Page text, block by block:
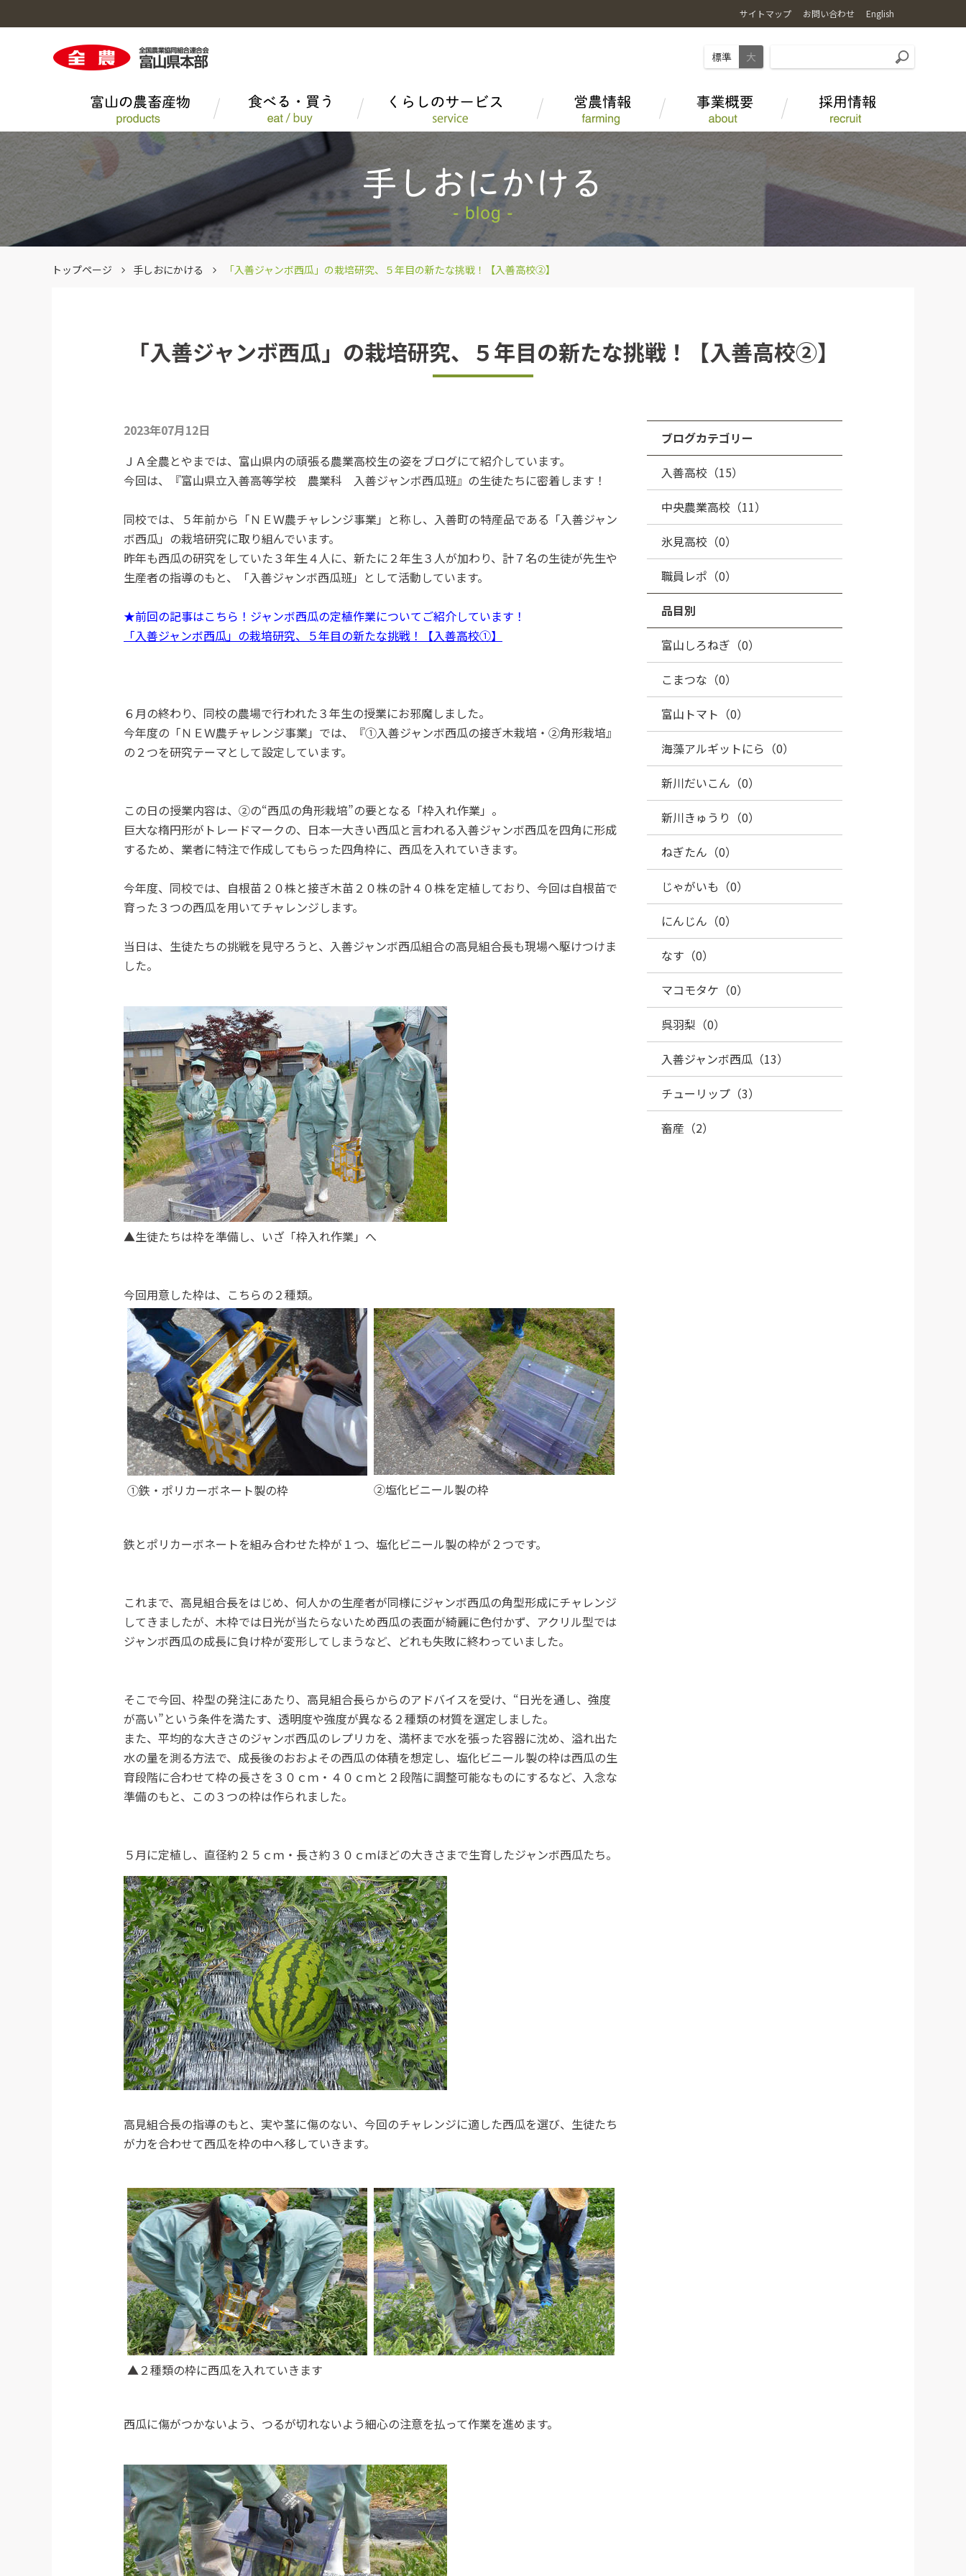
サイトマップ お問い合わせ English
標準 大
富山の農畜産物のトップへ 富山米 麦
野菜・果物・花 海藻アルギット農産物
その他一般農産品 とやま牛 とやま和牛 酒粕育ち
とやまポーク 安全・安心
食べる・買うのトップへ 富山米を食べる お店で食べる
にぎわいレシピ 富山短期大学産学連携 オリジナル商品
エーコープマーク品 ＪＡタウン「越中自慢」
くらしのサービスのトップへ LPガス ＪＡ-ＳＳ
営農情報のトップへ 高品質米の生産 水田を活用した野菜栽培
家庭菜園情報
事業概要のトップへ 組織概要 事業部紹介
組織図・所在地一覧 子会社・関連会社 ＪＡグループについて
採用情報のトップへ
トップページ 手しおにかける 「入善ジャンボ西瓜」の栽培研究、５年目の新たな挑戦！【入善高校②】
「入善ジャンボ西瓜」の栽培研究、５年目の新たな挑戦！【入善高校②】
2023年07月12日
ＪＡ全農とやまでは、富山県内の頑張る農業高校生の姿をブログにて紹介しています。
今回は、『富山県立入善高等学校 農業科 入善ジャンボ西瓜班』の生徒たちに密着します！
同校では、５年前から「ＮＥＷ農チャレンジ事業」と称し、入善町の特産品である「入善ジャン
ボ西瓜」の栽培研究に取り組んでいます。
昨年も西瓜の研究をしていた３年生４人に、新たに２年生３人が加わり、計７名の生徒が先生や
生産者の指導のもと、「入善ジャンボ西瓜班」として活動しています。
★前回の記事はこちら！ジャンボ西瓜の定植作業についてご紹介しています！
「入善ジャンボ西瓜」の栽培研究、５年目の新たな挑戦！【入善高校①】
６月の終わり、同校の農場で行われた３年生の授業にお邪魔しました。
今年度の「ＮＥＷ農チャレンジ事業」では、『①入善ジャンボ西瓜の接ぎ木栽培・②角形栽培』
の２つを研究テーマとして設定しています。
この日の授業内容は、②の“西瓜の角形栽培”の要となる「枠入れ作業」。
巨大な楕円形がトレードマークの、日本一大きい西瓜と言われる入善ジャンボ西瓜を四角に形成
するため、業者に特注で作成してもらった四角枠に、西瓜を入れていきます。
今年度、同校では、自根苗２０株と接ぎ木苗２０株の計４０株を定植しており、今回は自根苗で
育った３つの西瓜を用いてチャレンジします。
当日は、生徒たちの挑戦を見守ろうと、入善ジャンボ西瓜組合の高見組合長も現場へ駆けつけま
した。
▲生徒たちは枠を準備し、いざ「枠入れ作業」へ
今回用意した枠は、こちらの２種類。
①鉄・ポリカーボネート製の枠 ②塩化ビニール製の枠
鉄とポリカーボネートを組み合わせた枠が１つ、塩化ビニール製の枠が２つです。
これまで、高見組合長をはじめ、何人かの生産者が同様にジャンボ西瓜の角型形成にチャレンジ
してきましたが、木枠では日光が当たらないため西瓜の表面が綺麗に色付かず、アクリル型では
ジャンボ西瓜の成長に負け枠が変形してしまうなど、どれも失敗に終わっていました。
そこで今回、枠型の発注にあたり、高見組合長らからのアドバイスを受け、“日光を通し、強度
が高い”という条件を満たす、透明度や強度が異なる２種類の材質を選定しました。
また、平均的な大きさのジャンボ西瓜のレプリカを、満杯まで水を張った容器に沈め、溢れ出た
水の量を測る方法で、成長後のおおよその西瓜の体積を想定し、塩化ビニール製の枠は西瓜の生
育段階に合わせて枠の長さを３０ｃｍ・４０ｃｍと２段階に調整可能なものにするなど、入念な
準備のもと、この３つの枠は作られました。
５月に定植し、直径約２５ｃｍ・長さ約３０ｃｍほどの大きさまで生育したジャンボ西瓜たち。
高見組合長の指導のもと、実や茎に傷のない、今回のチャレンジに適した西瓜を選び、生徒たち
が力を合わせて西瓜を枠の中へ移していきます。
▲２種類の枠に西瓜を入れていきます
西瓜に傷がつかないよう、つるが切れないよう細心の注意を払って作業を進めます。
ブログカテゴリー
入善高校（15）
中央農業高校（11）
氷見高校（0）
職員レポ（0）
品目別
富山しろねぎ（0）
こまつな（0）
富山トマト（0）
海藻アルギットにら（0）
新川だいこん（0）
新川きゅうり（0）
ねぎたん（0）
じゃがいも（0）
にんじん（0）
なす（0）
マコモタケ（0）
呉羽梨（0）
入善ジャンボ西瓜（13）
チューリップ（3）
畜産（2）